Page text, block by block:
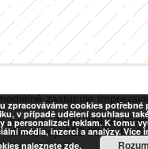
zastupuje
s.r.o., IČO: 06533434,
Vinohrady, 120 00 Praha 2
zpracováváme cookies potřebné
v případě udělení souhlasu
a personalizaci reklam. K tomu
média, inzerci a analýzy. Více
naleznetezde.